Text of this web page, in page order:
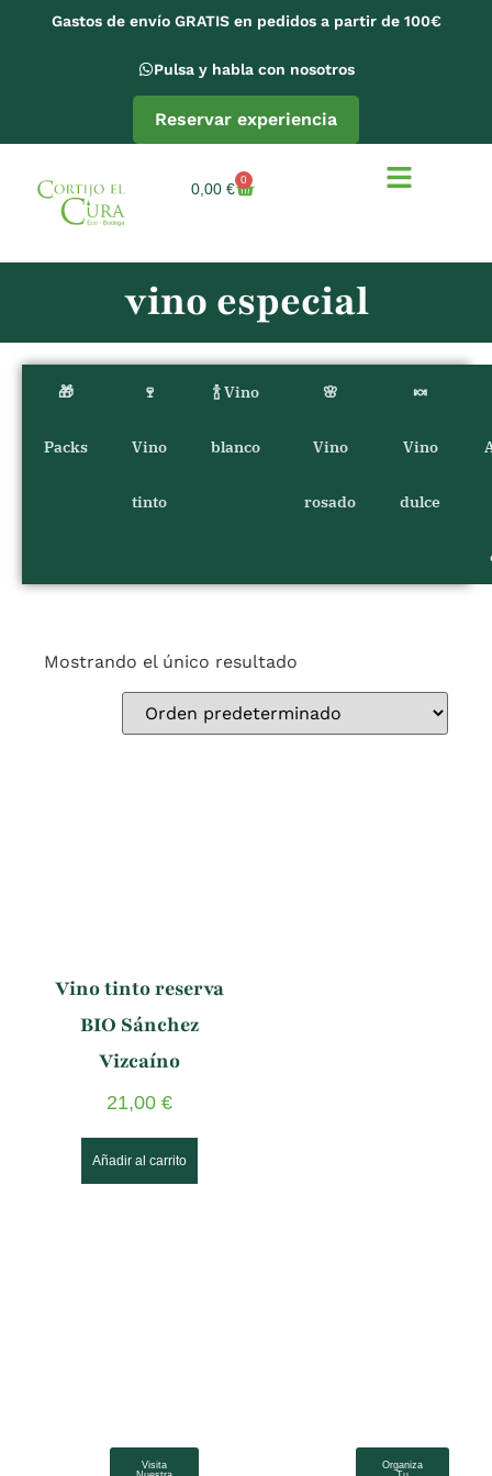
Gastos de envío GRATIS en pedidos a partir de 100€
Pulsa y habla con nosotros
Reservar experiencia
0,00 €
0
vino especial
🎁
Packs
🍷
Vino
tinto
🍾 Vino
blanco
🌸
Vino
rosado
🍬
Vino
dulce
Mostrando el único resultado
Vino tinto reserva
BIO Sánchez
Vizcaíno
21,00 €
Añadir al carrito
Visita
Organiza